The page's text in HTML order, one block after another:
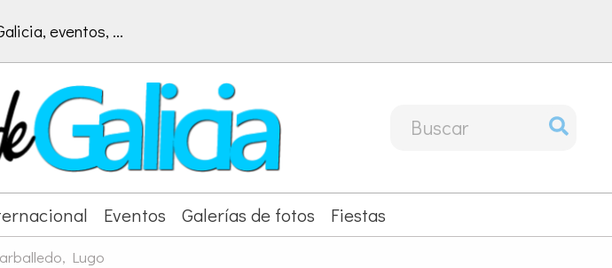
eventos, ...
Buscar
por:
Eventos Galerías de fotos Fiestas
Lugo